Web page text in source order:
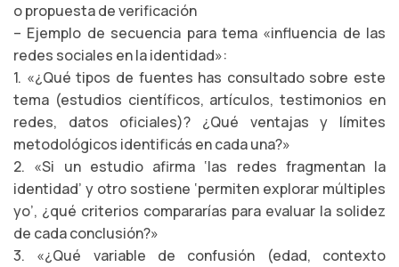
o propuesta de verificación
– Ejemplo de secuencia para tema «influencia de las
redes sociales en la identidad»:
1. «¿Qué tipos de fuentes has consultado sobre este
tema (estudios científicos, artículos, testimonios en
redes, datos oficiales)? ¿Qué ventajas y límites
metodológicos identificás en cada una?»
2. «Si un estudio afirma ‘las redes fragmentan la
identidad’ y otro sostiene ‘permiten explorar múltiples
yo’, ¿qué criterios compararías para evaluar la solidez
de cada conclusión?»
3. «¿Qué variable de confusión (edad, contexto